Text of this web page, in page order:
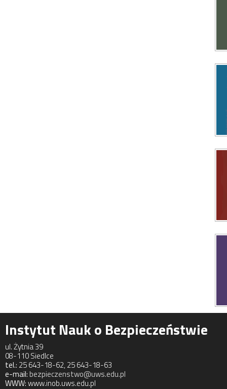
Instytut Nauk o Bezpieczeństwie
ul. Żytnia 39
08-110 Siedlce
tel.: 25 643-18-62, 25 643-18-63
e-mail:bezpieczenstwo@uws.edu.pl
WWW:www.inob.uws.edu.pl